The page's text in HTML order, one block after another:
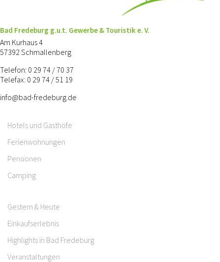
Bad Fredeburg g.u.t. Gewerbe & Touristik e. V.
Am Kurhaus 4
57392 Schmallenberg
Telefon: 0 29 74 / 70 37
Telefax: 0 29 74 / 51 19
info@bad-fredeburg.de
Hotels und Gasthöfe
Ferienwohnungen
Pensionen
Camping
Gestern & Heute
Einkaufserlebnis
Highlights in Bad Fredeburg
Veranstaltungen